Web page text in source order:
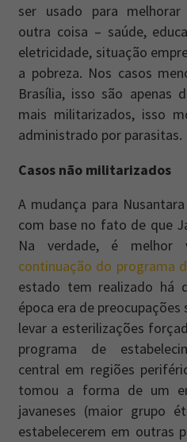
ser usado para
outra coisa – saúde,
eletricidade, situação
a pobreza. Nos casos
Brasília, isso são apenas
mais militarizados, isso
administrado por parasitas.
Casos não militarizados
A mudança para
com base no fato de que
Na verdade, é melhor
continuação do programa
estado tem realizado há
época era de
levar a esterilizações
programa de
central em regiões
tomou a forma de um
javaneses (maior grupo
estabelecerem em outras